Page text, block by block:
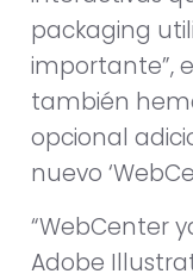
packaging
importante”,
también
opcional
nuevo
“WebCenter
Adobe